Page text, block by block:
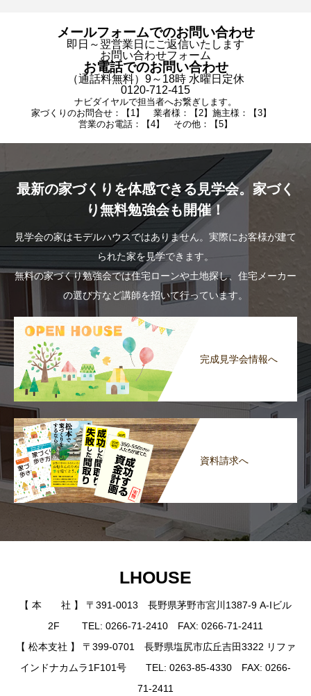
メールフォームでのお問い合わせ
即日～翌営業日にご返信いたします
お問い合わせフォーム
お電話でのお問い合わせ
（通話料無料）9～18時 水曜日定休
0120-712-415
ナビダイヤルで担当者へお繋ぎします。
家づくりのお問合せ：【1】 業者様：【2】施主様：【3】
営業のお電話：【4】 その他：【5】
最新の家づくりを体感できる見学会。家づく
り無料勉強会も開催！
見学会の家はモデルハウスではありません。実際にお客様が建て
られた家を見学できます。
無料の家づくり勉強会では住宅ローンや土地探し、住宅メーカー
の選び方など講師を招いて行っています。
完成見学会情報へ
資料請求へ
LHOUSE
【 本 社 】 〒391-0013 長野県茅野市宮川1387-9 A-Iビル
2F TEL: 0266-71-2410 FAX: 0266-71-2411
【 松本支社 】 〒399-0701 長野県塩尻市広丘吉田3322 リファ
インドナカムラ1F101号 TEL: 0263-85-4330 FAX: 0266-
71-2411